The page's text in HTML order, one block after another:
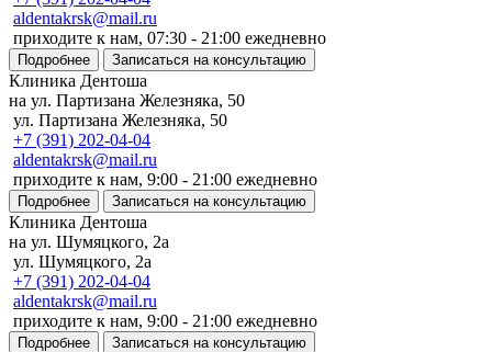
aldentakrsk@mail.ru
приходите к нам, 07:30 - 21:00 ежедневно
Подробнее Записаться на консультацию
Клиника Дентоша
на ул. Партизана Железняка, 50
ул. Партизана Железняка, 50
+7 (391) 202-04-04
aldentakrsk@mail.ru
приходите к нам, 9:00 - 21:00 ежедневно
Подробнее Записаться на консультацию
Клиника Дентоша
на ул. Шумяцкого, 2а
ул. Шумяцкого, 2а
+7 (391) 202-04-04
aldentakrsk@mail.ru
приходите к нам, 9:00 - 21:00 ежедневно
Подробнее Записаться на консультацию